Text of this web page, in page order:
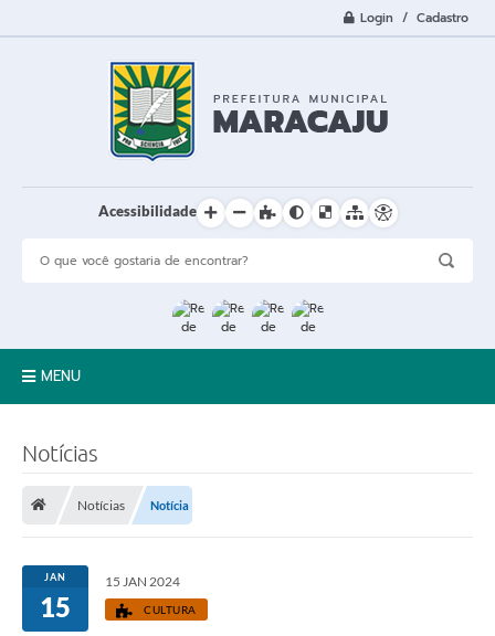
Login / Cadastro
Acessibilidade
MENU
LGPD
Licitações
Notícias
Notícias Notícia
JAN
15
15 JAN 2024
CULTURA